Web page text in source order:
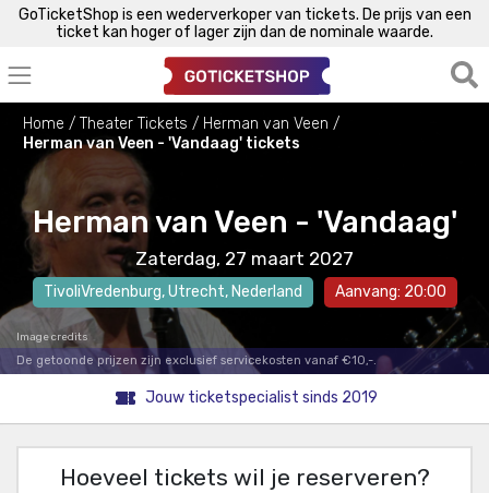
GoTicketShop is een wederverkoper van tickets. De prijs van een
ticket kan hoger of lager zijn dan de nominale waarde.
Home Theater Tickets
Herman van Veen
Herman van Veen - 'Vandaag' tickets
Herman van Veen - 'Vandaag'
Zaterdag, 27 maart 2027
TivoliVredenburg,Utrecht, Nederland Aanvang: 20:00
Image credits
De getoonde prijzen zijn exclusief servicekosten vanaf €10,-.
Jouw ticketspecialist sinds 2019
Hoeveel tickets wil je reserveren?